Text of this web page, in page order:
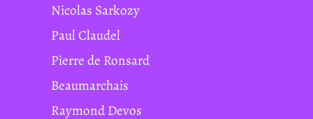
Nicolas Sarkozy
Paul Claudel
Pierre de Ronsard
Beaumarchais
Raymond Devos